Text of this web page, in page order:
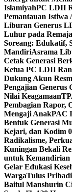
IslamiyahPC LDII
Pemantauan Istiwa
Liburan Generus
Luhur pada
Soreang: Edukatif,
MandiriAsrama
Cetak Generasi
Ketua PC LDII
Dukung Akun
Pengajian
Nilai Keagamaan
Pembagian Rapor,
Mengaji AnakPAC
Bentuk Generasi
Kejari, dan Kodim
Radikalisme,
Kuningan Bekali
untuk Kemandirian
Gelar Edukasi
WargaTulus
Baitul Manshurin